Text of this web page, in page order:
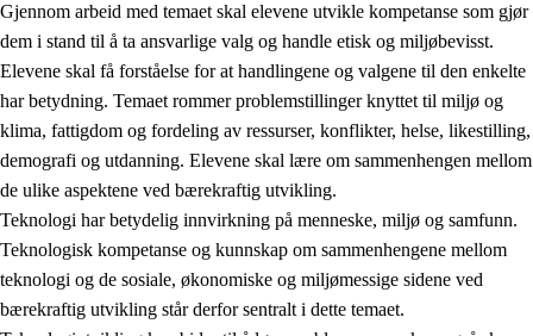
2.1 Sosial læring og utvikling
2.2 Kompetanse i fagene
2.3 Grunnleggende ferdigheter
2.4 Å lære å lære
Tverrfaglige temaer
2.5 Tverrfaglige temaer
2.5.1 Folkehelse og livsmestring
2.5.2 Demokrati og medborgerskap
Gjennom arbeid med temaet skal elevene utvikle kompetanse som gjør
dem i stand til å ta ansvarlige valg og handle etisk og miljøbevisst.
Elevene skal få forståelse for at handlingene og valgene til den enkelte
har betydning. Temaet rommer problemstillinger knyttet til miljø og
klima, fattigdom og fordeling av ressurser, konflikter, helse, likestilling,
demografi og utdanning. Elevene skal lære om sammenhengen mellom
de ulike aspektene ved bærekraftig utvikling.
Teknologi har betydelig innvirkning på menneske, miljø og samfunn.
Teknologisk kompetanse og kunnskap om sammenhengene mellom
teknologi og de sosiale, økonomiske og miljømessige sidene ved
bærekraftig utvikling står derfor sentralt i dette temaet.